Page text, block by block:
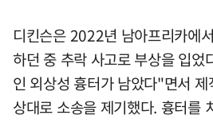
디킨슨은 2022년 남아프리카에
하던 중 추락 사고로 부상을 입었
인 외상성 흉터가 남았다"면서
상대로 소송을 제기했다. 흉터를